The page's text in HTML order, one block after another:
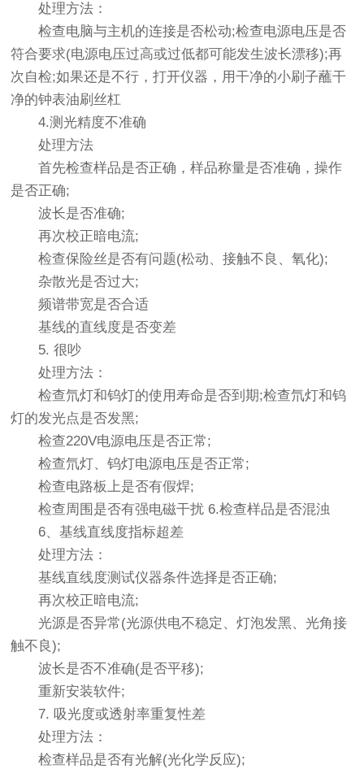
处理方法：
检查电脑与主机的连接是否松动;检查电源电压是否
符合要求(电源电压过高或过低都可能发生波长漂移);再
次自检;如果还是不行，打开仪器，用干净的小刷子蘸干
净的钟表油刷丝杠
4.测光精度不准确
处理方法
首先检查样品是否正确，样品称量是否准确，操作
是否正确;
波长是否准确;
再次校正暗电流;
检查保险丝是否有问题(松动、接触不良、氧化);
杂散光是否过大;
频谱带宽是否合适
基线的直线度是否变差
5. 很吵
处理方法：
检查氘灯和钨灯的使用寿命是否到期;检查氘灯和钨
灯的发光点是否发黑;
检查220V电源电压是否正常;
检查氘灯、钨灯电源电压是否正常;
检查电路板上是否有假焊;
检查周围是否有强电磁干扰 6.检查样品是否混浊
6、基线直线度指标超差
处理方法：
基线直线度测试仪器条件选择是否正确;
再次校正暗电流;
光源是否异常(光源供电不稳定、灯泡发黑、光角接
触不良);
波长是否不准确(是否平移);
重新安装软件;
7. 吸光度或透射率重复性差
处理方法：
检查样品是否有光解(光化学反应);